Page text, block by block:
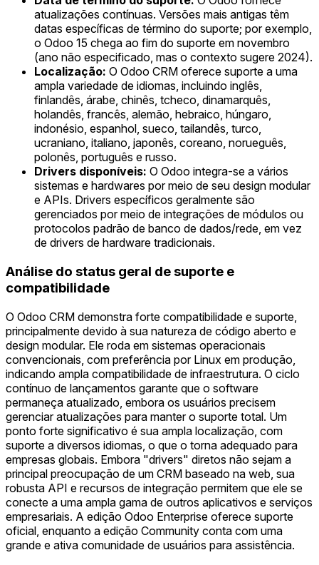
atualizações contínuas. Versões mais antigas têm
datas específicas de término do suporte; por exemplo,
o Odoo 15 chega ao fim do suporte em novembro
(ano não especificado, mas o contexto sugere 2024).
Localização: O Odoo CRM oferece suporte a uma
ampla variedade de idiomas, incluindo inglês,
finlandês, árabe, chinês, tcheco, dinamarquês,
holandês, francês, alemão, hebraico, húngaro,
indonésio, espanhol, sueco, tailandês, turco,
ucraniano, italiano, japonês, coreano, norueguês,
polonês, português e russo.
Drivers disponíveis: O Odoo integra-se a vários
sistemas e hardwares por meio de seu design modular
e APIs. Drivers específicos geralmente são
gerenciados por meio de integrações de módulos ou
protocolos padrão de banco de dados/rede, em vez
de drivers de hardware tradicionais.
Análise do status geral de suporte e
compatibilidade
O Odoo CRM demonstra forte compatibilidade e suporte,
principalmente devido à sua natureza de código aberto e
design modular. Ele roda em sistemas operacionais
convencionais, com preferência por Linux em produção,
indicando ampla compatibilidade de infraestrutura. O ciclo
contínuo de lançamentos garante que o software
permaneça atualizado, embora os usuários precisem
gerenciar atualizações para manter o suporte total. Um
ponto forte significativo é sua ampla localização, com
suporte a diversos idiomas, o que o torna adequado para
empresas globais. Embora "drivers" diretos não sejam a
principal preocupação de um CRM baseado na web, sua
robusta API e recursos de integração permitem que ele se
conecte a uma ampla gama de outros aplicativos e serviços
empresariais. A edição Odoo Enterprise oferece suporte
oficial, enquanto a edição Community conta com uma
grande e ativa comunidade de usuários para assistência.